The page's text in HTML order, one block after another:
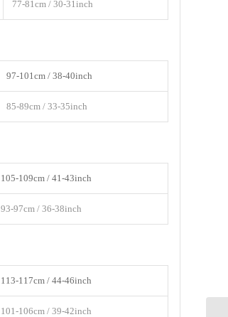
77-81cm / 30-31inch
97-101cm / 38-40inch
85-89cm / 33-35inch
105-109cm / 41-43inch
93-97cm / 36-38inch
113-117cm / 44-46inch
101-106cm / 39-42inch